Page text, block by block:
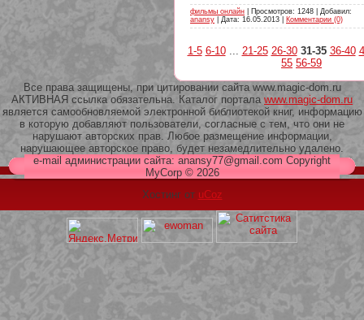
фильмы онлайн | Просмотров: 1248 | Добавил:
anansy | Дата: 16.05.2013 Комментарии (0)
1-5 6-10 ... 21-25 26-30 31-35 36-40
55 56-59
Все права защищены, при цитировании сайта www.magic-dom.ru
АКТИВНАЯ ссылка обязательна. Каталог портала www.magic-dom.ru
является самообновляемой электронной библиотекой книг, информацию
в которую добавляют пользователи, согласные с тем, что они не
нарушают авторских прав. Любое размещение информации,
нарушающее авторское право, будет незамедлительно удалено.
e-mail администрации сайта: anansy77@gmail.com Copyright
MyCorp © 2026
Хостинг от uCoz